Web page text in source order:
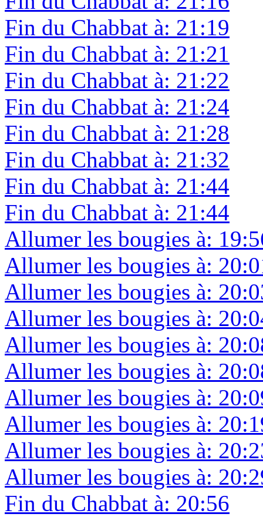
Fin du Chabbat à: 21:19
Fin du Chabbat à: 21:21
Fin du Chabbat à: 21:22
Fin du Chabbat à: 21:24
Fin du Chabbat à: 21:28
Fin du Chabbat à: 21:32
Fin du Chabbat à: 21:44
Fin du Chabbat à: 21:44
Allumer les bougies à:
Allumer les bougies à:
Allumer les bougies à:
Allumer les bougies à:
Allumer les bougies à:
Allumer les bougies à:
Allumer les bougies à:
Allumer les bougies à:
Allumer les bougies à:
Allumer les bougies à:
Fin du Chabbat à: 20:56